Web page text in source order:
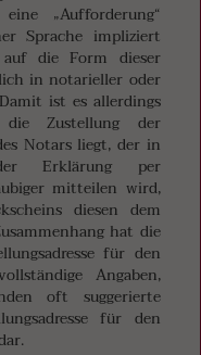
„Aufforderung“
Sprache impliziert
die Form dieser
in notarieller oder
ist es allerdings
Zustellung der
Notars liegt, der in
Erklärung per
mitteilen wird,
diesen dem
hat die
für den
Angaben,
oft suggerierte
für den